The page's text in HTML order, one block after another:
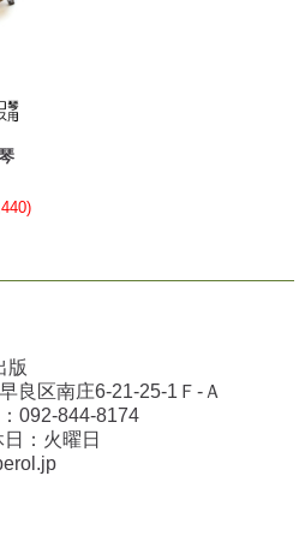
版
良区南庄6-21-25-1Ｆ-Ａ
092-844-8174
：火曜日